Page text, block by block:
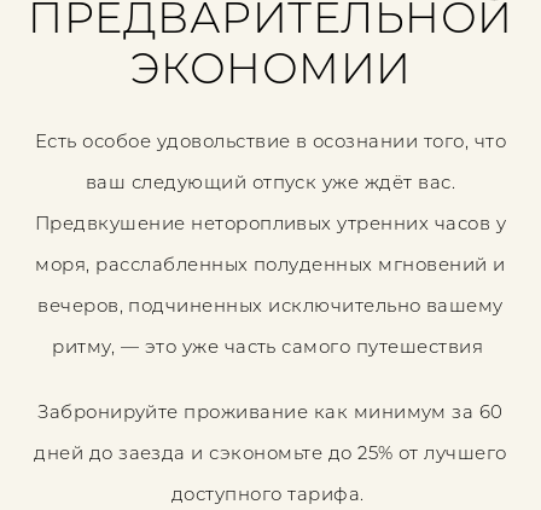
ПРЕДВАРИТЕЛЬНОЙ
ЭКОНОМИИ
Есть особое удовольствие в осознании того, что
ваш следующий отпуск уже ждёт вас.
Предвкушение неторопливых утренних часов у
моря, расслабленных полуденных мгновений и
вечеров, подчиненных исключительно вашему
ритму, — это уже часть самого путешествия
Забронируйте проживание как минимум за 60
дней до заезда и сэкономьте до 25% от лучшего
доступного тарифа.